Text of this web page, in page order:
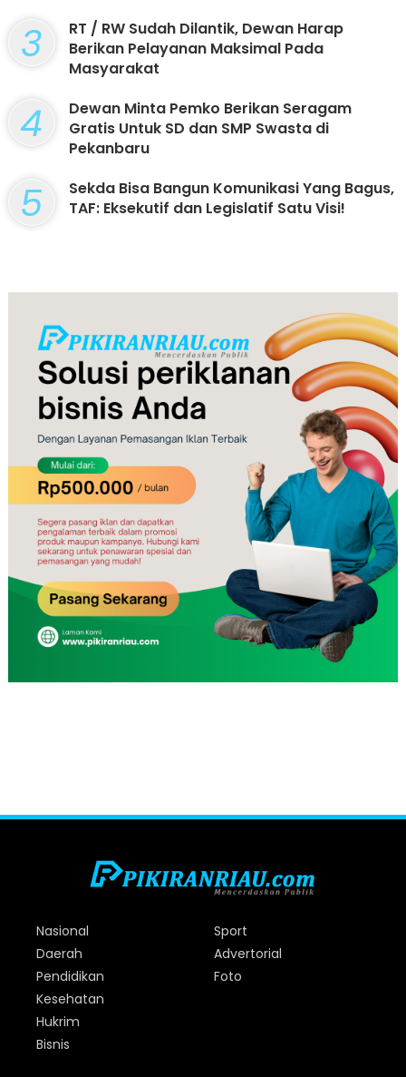
3
RT / RW Sudah Dilantik, Dewan Harap
Berikan Pelayanan Maksimal Pada
Masyarakat
4
Dewan Minta Pemko Berikan Seragam
Gratis Untuk SD dan SMP Swasta di
Pekanbaru
5
Sekda Bisa Bangun Komunikasi Yang Bagus,
TAF: Eksekutif dan Legislatif Satu Visi!
Nasional
Daerah
Pendidikan
Kesehatan
Hukrim
Bisnis
Sport
Advertorial
Foto